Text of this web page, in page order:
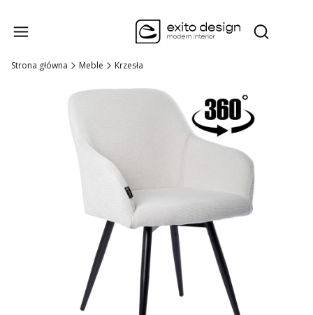
Otwórz
Strona główna Meble Krzesła